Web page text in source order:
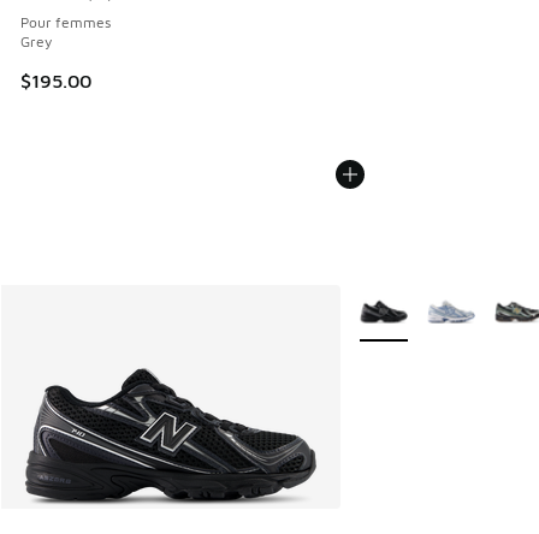
Pour femmes
Grey
$195.00
Plus de couleurs